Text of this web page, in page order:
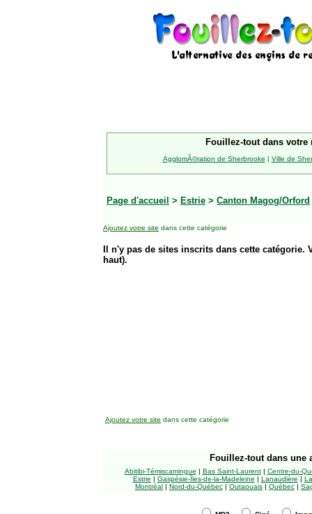
Fouillez-tout dans votre
AgglomÃ©ration de Sherbrooke | Ville de
Page d'accueil > Estrie > Canton Magog/Orford
Ajoutez votre site dans cette catégorie
Il n'y pas de sites inscrits dans cette
haut).
Ajoutez votre site dans cette catégorie
Fouillez-tout dans une
Abitibi-Témiscamingue | Bas Saint-Laurent| Centre-du-
Estrie | Gaspésie-Îles-de-la-Madeleine | Lanaudière |
Montréal | Nord-du-Québec | Outaouais | Québec |